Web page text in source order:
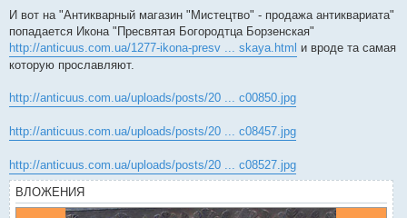
И вот на "Антикварный магазин "Мистецтво" - продажа антиквариата"
попадается Икона "Пресвятая Богородтца Борзенская"
http://anticuus.com.ua/1277-ikona-presv ... skaya.html и вроде та самая
которую прославляют.
http://anticuus.com.ua/uploads/posts/20 ... c00850.jpg
http://anticuus.com.ua/uploads/posts/20 ... c08457.jpg
http://anticuus.com.ua/uploads/posts/20 ... c08527.jpg
ВЛОЖЕНИЯ